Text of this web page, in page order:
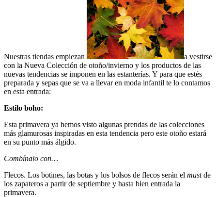
Nuestras tiendas empiezan
a vestirse
con la Nueva Colección de otoño/invierno y los productos de las
nuevas tendencias se imponen en las estanterías. Y para que estés
preparada y sepas que se va a llevar en moda infantil te lo contamos
en esta entrada:
Estilo boho:
Esta primavera ya hemos visto algunas prendas de las colecciones
más glamurosas inspiradas en esta tendencia pero este otoño estará
en su punto más álgido.
Combínalo con…
Flecos. Los botines, las botas y los bolsos de flecos serán el mustde
los zapateros a partir de septiembre y hasta bien entrada la
primavera.